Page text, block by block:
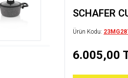
SCHAFER
Ürün Kodu:
6.005,00